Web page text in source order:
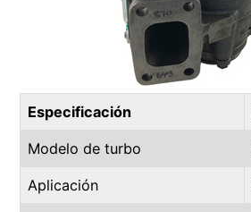
Especificación
Modelo de turbo
Aplicación